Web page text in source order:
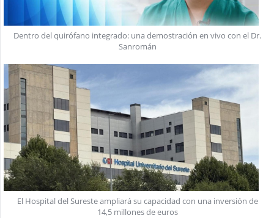
Dentro del quirófano integrado: una demostración en vivo con el Dr.
Sanromán
El Hospital del Sureste ampliará su capacidad con una inversión de
14,5 millones de euros